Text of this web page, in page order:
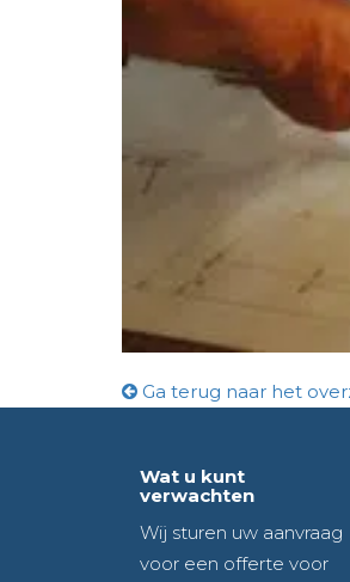
Ga terug naar het
Wat u kunt
verwachten
Wij sturen uw aanvraag
voor een offerte voor